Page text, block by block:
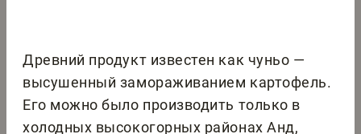
Древний продукт известен как чуньо —
высушенный замораживанием картофель.
Его можно было производить только в
холодных высокогорных районах Анд,